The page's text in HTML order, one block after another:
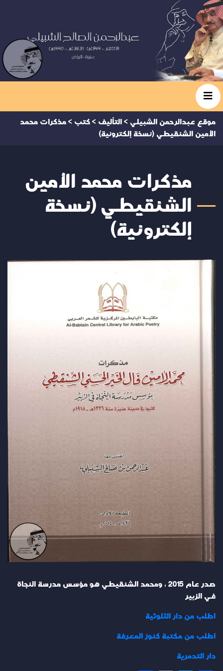
موقع عبدالرحمن الشبيلي > التأليف > كتب > مذكرات محمد
الأمين الشنقيطي (نسخة إلكترونية)
مذكرات محمد الأمين
الشنقيطي (نسخة
إلكترونية)
صدر عام 2015 ، ومحمد الشنقيطي هو مؤسس مدرسة النجاة
في الزبير
اطلب من دار الثلوثية
اطلب من مكتبة كنوز المعرفة
دار التدمرية